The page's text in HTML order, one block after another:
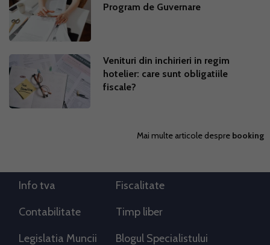
Program de Guvernare
Venituri din inchirieri in regim
hotelier: care sunt obligatiile
fiscale?
Mai multe articole despre booking
Info tva Fiscalitate
Contabilitate Timp liber
Legislatia Muncii Blogul Specialistului